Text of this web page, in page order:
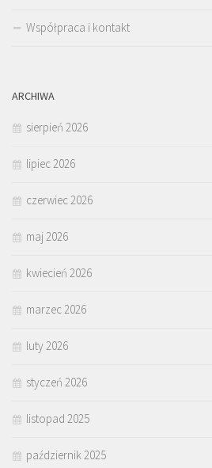
Współpraca i kontakt
ARCHIWA
sierpień 2026
lipiec 2026
czerwiec 2026
maj 2026
kwiecień 2026
marzec 2026
luty 2026
styczeń 2026
listopad 2025
październik 2025